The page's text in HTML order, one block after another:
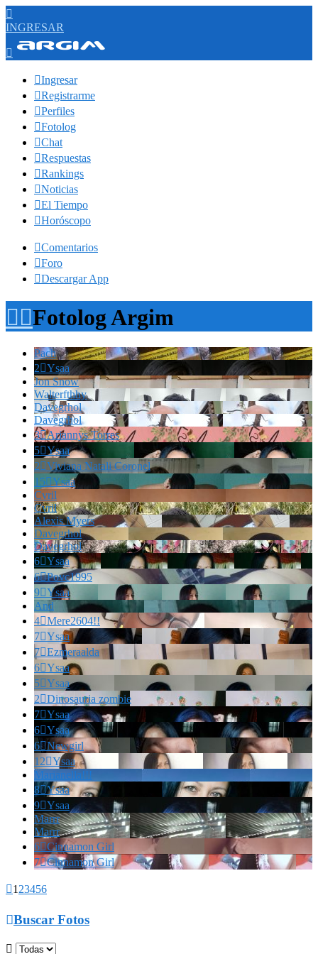

INGRESAR

Ingresar
Registrarme
Perfiles
Fotolog
Chat
Respuestas
Rankings
Noticias
El Tiempo
Horóscopo
Comentarios
Foro
Descargar App
Fotolog Argim
Pach
2Ysaa
Jon Snow
Walterfthhy
Davegrhol
Davegrhol
3Ariannys Torres
5Ysaa
2Viviana Natali Coronel
15Ysaa
Cvril
Cvril
Alexis Myers
Davegrhol
Davegrhol
6Ysaa
6Povc1995
9Ysaa
And
4Mere2604!!
7Ysaa
7Ezmeraalda
6Ysaa
5Ysaa
2Dinosauria zombie
7Ysaa
6Ysaa
6Newgirl
12Ysaa
Marianella!!!
8Ysaa
9Ysaa
Marrr
Marrr
6Cinnamon Girl
7Cinnamon Girl
1 23456
Buscar Fotos
